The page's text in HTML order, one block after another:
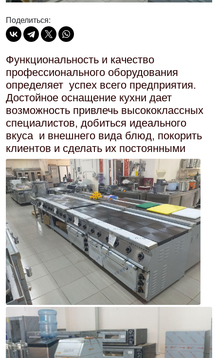
Поделиться:
Функциональность и качество
профессионального оборудования
определяет успех всего предприятия.
Достойное оснащение кухни дает
возможность привлечь высококлассных
специалистов, добиться идеального
вкуса и внешнего вида блюд, покорить
клиентов и сделать их постоянными